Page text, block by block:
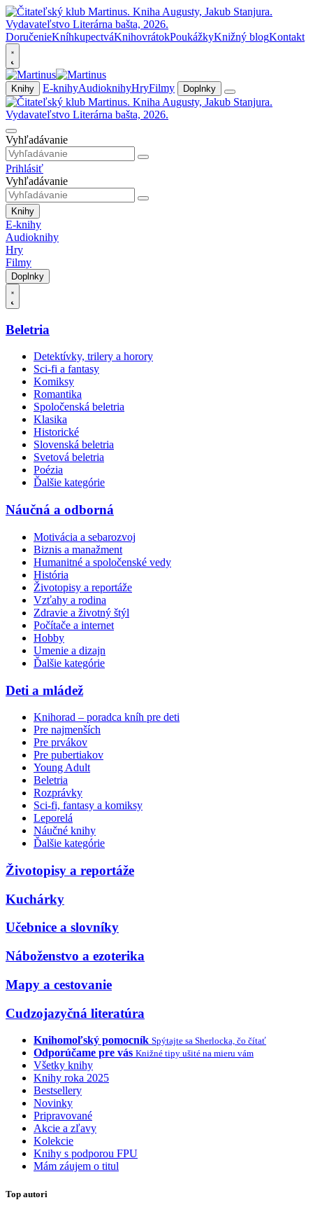
DoručenieKníhkupectváKnihovrátokPoukážkyKnižný blogKontakt
Knihy E-knihyAudioknihyHryFilmy Doplnky
Vyhľadávanie
Prihlásiť
Vyhľadávanie
Knihy
E-knihy
Audioknihy
Hry
Filmy
Doplnky
Beletria
Detektívky, trilery a horory
Sci-fi a fantasy
Komiksy
Romantika
Spoločenská beletria
Klasika
Historické
Slovenská beletria
Svetová beletria
Poézia
Ďalšie kategórie
Náučná a odborná
Motivácia a sebarozvoj
Biznis a manažment
Humanitné a spoločenské vedy
História
Životopisy a reportáže
Vzťahy a rodina
Zdravie a životný štýl
Počítače a internet
Hobby
Umenie a dizajn
Ďalšie kategórie
Deti a mládež
Knihorad – poradca kníh pre deti
Pre najmenších
Pre prvákov
Pre pubertiakov
Young Adult
Beletria
Rozprávky
Sci-fi, fantasy a komiksy
Leporelá
Náučné knihy
Ďalšie kategórie
Životopisy a reportáže
Kuchárky
Učebnice a slovníky
Náboženstvo a ezoterika
Mapy a cestovanie
Cudzojazyčná literatúra
Knihomoľský pomocník Spýtajte sa Sherlocka, čo čítať
Odporúčame pre vás Knižné tipy ušité na mieru vám
Všetky knihy
Knihy roka 2025
Bestsellery
Novinky
Pripravované
Akcie a zľavy
Kolekcie
Knihy s podporou FPU
Mám záujem o titul
Top autori